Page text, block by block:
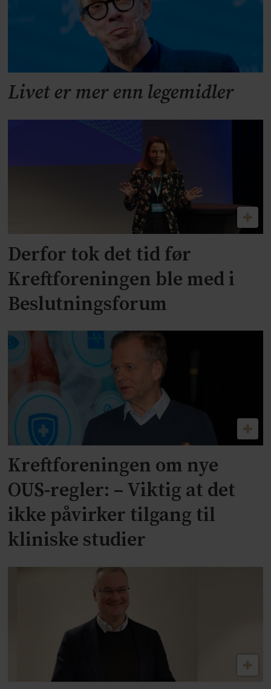
Livet er mer enn legemidler
Derfor tok det tid før
Kreftforeningen ble med i
Beslutningsforum
Kreftforeningen om nye
OUS-regler: – Viktig at det
ikke påvirker tilgang til
kliniske studier